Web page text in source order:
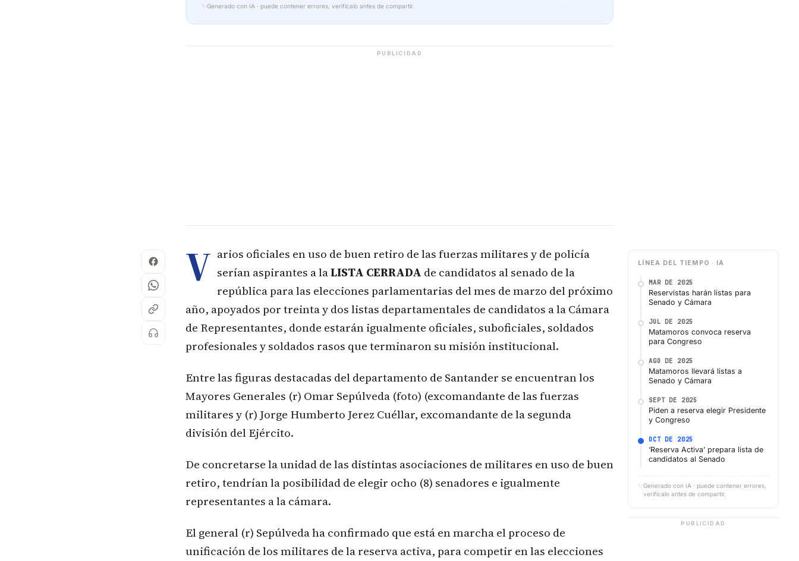
✨ Generado con IA · puede contener errores, verifícalo antes de compartir.
PUBLICIDAD
V arios oficiales en uso de buen retiro de las fuerzas militares y de policía
serían aspirantes a laLISTA CERRADA de candidatos al senado de la
república para las elecciones parlamentarias del mes de marzo del próximo
año, apoyados por treinta y dos listas departamentales de candidatos a la Cámara
de Representantes, donde estarán igualmente oficiales, suboficiales, soldados
profesionales y soldados rasos que terminaron su misión institucional.
Entre las figuras destacadas del departamento de Santander se encuentran los
Mayores Generales (r) Omar Sepúlveda (foto) (excomandante de las fuerzas
militares y (r) Jorge Humberto Jerez Cuéllar, excomandante de la segunda
división del Ejército.
De concretarse la unidad de las distintas asociaciones de militares en uso de buen
retiro, tendrían la posibilidad de elegir ocho (8) senadores e igualmente
representantes a la cámara.
El general (r) Sepúlveda ha confirmado que está en marcha el proceso de
unificación de los militares de la reserva activa, para competir en las elecciones
LÍNEA DEL TIEMPO · IA
MAR DE 2025
Reservistas harán listas para
Senado y Cámara
JUL DE 2025
Matamoros convoca reserva
para Congreso
AGO DE 2025
Matamoros llevará listas a
Senado y Cámara
SEPT DE 2025
Piden a reserva elegir Presidente
y Congreso
OCT DE 2025
‘Reserva Activa’ prepara lista de
candidatos al Senado
✨ Generado con IA · puede contener errores,
verifícalo antes de compartir.
PUBLICIDAD